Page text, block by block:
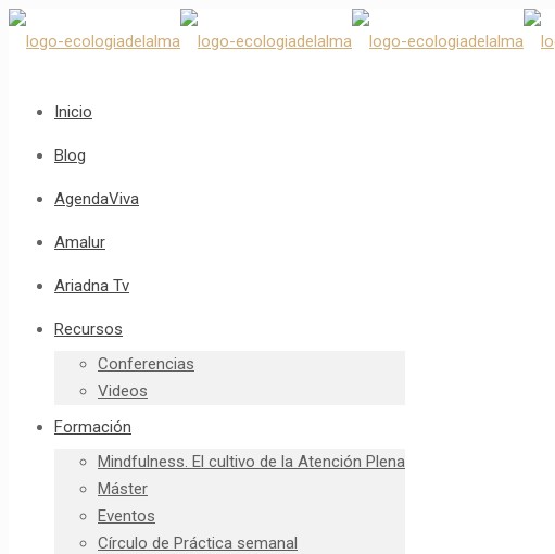
Inicio
Blog
AgendaViva
Amalur
Ariadna Tv
Recursos
Conferencias
Videos
Formación
Mindfulness. El cultivo de la Atención Plena
Máster
Eventos
Círculo de Práctica semanal